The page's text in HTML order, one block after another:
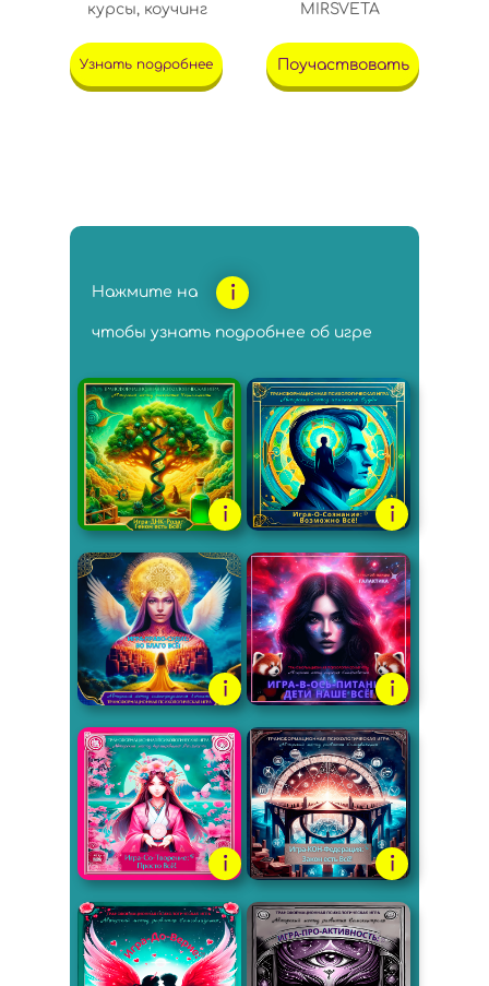
курсы, коучинг
MIRSVETA
Узнать подробнее Поучаствовать
Нажмите на
чтобы узнать подробнее об игре